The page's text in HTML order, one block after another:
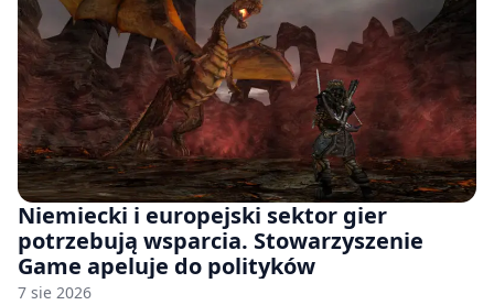
Niemiecki i europejski sektor gier
potrzebują wsparcia. Stowarzyszenie
Game apeluje do polityków
7 sie 2026